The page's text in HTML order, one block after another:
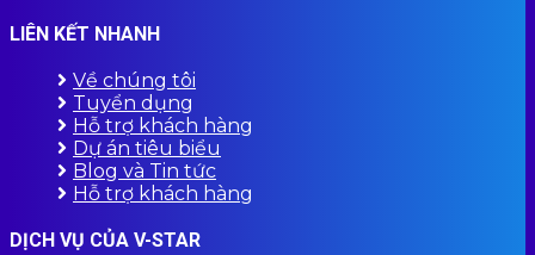
LIÊN KẾT NHANH
Về chúng tôi
Tuyển dụng
Hỗ trợ khách hàng
Dự án tiêu biểu
Blog và Tin tức
Hỗ trợ khách hàng
DỊCH VỤ CỦA V-STAR